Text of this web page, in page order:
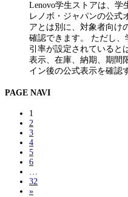
Lenovo学生ストアは、学
レノボ・ジャパンの公式
アとは別に、対象者向け
確認できます。 ただし、
引率が設定されていると
表示、在庫、納期、期間
イン後の公式表示を確認
PAGE NAVI
1
2
3
4
5
6
…
32
»